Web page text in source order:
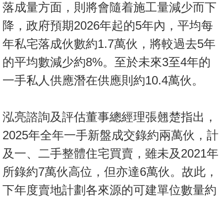
落成量方面，則將會隨着施工量減少而下
降，政府預期2026年起的5年內，平均每
年私宅落成伙數約1.7萬伙，將較過去5年
的平均數減少約8%。至於未來3至4年的
一手私人供應潛在供應則約10.4萬伙。
泓亮諮詢及評估董事總經理張翹楚指出，
2025年全年一手新盤成交錄約兩萬伙，計
及一、二手整體住宅買賣，雖未及2021年
所錄約7萬伙高位，但亦達6萬伙。故此，
下年度賣地計劃各來源的可建單位數量約